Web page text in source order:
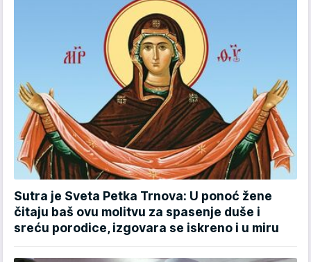
Sutra je Sveta Petka Trnova: U ponoć žene
čitaju baš ovu molitvu za spasenje duše i
sreću porodice, izgovara se iskreno i u miru